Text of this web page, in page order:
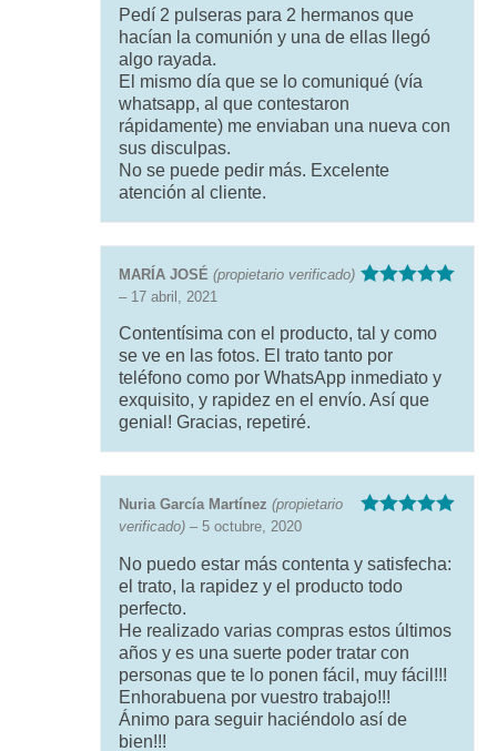
Pedí 2 pulseras para 2 hermanos que
hacían la comunión y una de ellas llegó
algo rayada.
El mismo día que se lo comuniqué (vía
whatsapp, al que contestaron
rápidamente) me enviaban una nueva con
sus disculpas.
No se puede pedir más. Excelente
atención al cliente.
MARÍA JOSÉ (propietario verificado)
– 17 abril, 2021
Contentísima con el producto, tal y como
se ve en las fotos. El trato tanto por
teléfono como por WhatsApp inmediato y
exquisito, y rapidez en el envío. Así que
genial! Gracias, repetiré.
Nuria García Martínez (propietario
verificado) – 5 octubre, 2020
No puedo estar más contenta y satisfecha:
el trato, la rapidez y el producto todo
perfecto.
He realizado varias compras estos últimos
años y es una suerte poder tratar con
personas que te lo ponen fácil, muy fácil!!!
Enhorabuena por vuestro trabajo!!!
Ánimo para seguir haciéndolo así de
bien!!!